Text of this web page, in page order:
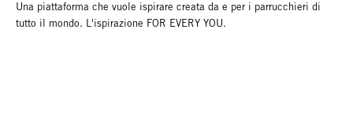
Una piattaforma che vuole ispirare creata da e per i parrucchieri di
tutto il mondo. L'ispirazione FOR EVERY YOU.